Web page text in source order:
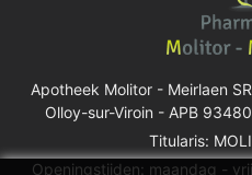
Apotheek Molitor - Meirlaen
Olloy-sur-Viroin - APB
Titularis:
Openingstijden: maandag -